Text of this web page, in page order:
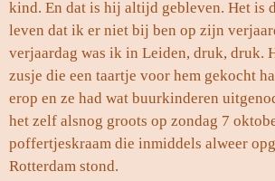
kind. En dat is hij altijd gebleven. Het is
leven dat ik er niet bij ben op zijn
verjaardag was ik in Leiden, druk, druk.
zusje die een taartje voor hem gekocht
erop en ze had wat buurkinderen
het zelf alsnog groots op zondag 7
poffertjeskraam die inmiddels alweer
Rotterdam stond.